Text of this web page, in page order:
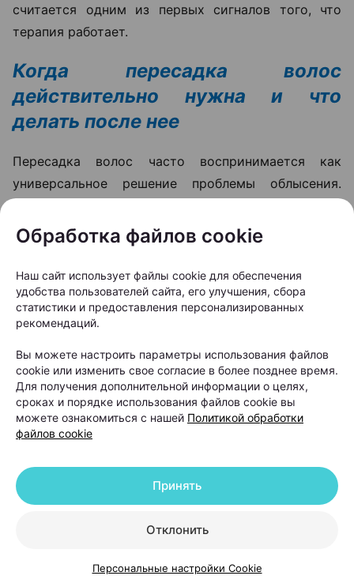
считается одним из первых сигналов того, что
терапия работает.
Когда пересадка волос
действительно нужна и что
делать после нее
Пересадка волос часто воспринимается как
универсальное решение проблемы облысения.
как один из вариантов лечения, а не как первый
шаг для любого пациента с выпадением волос.
Как правило, пересадку рекомендуют людям с
волосы значительно поредели в лобной или
Обработка файлов cookie
Наш сайт использует файлы cookie для обеспечения
удобства пользователей сайта, его улучшения, сбора
статистики и предоставления персонализированных
рекомендаций.
Вы можете настроить параметры использования файлов
cookie или изменить свое согласие в более позднее время.
Для получения дополнительной информации о целях,
сроках и порядке использования файлов cookie вы
можете ознакомиться с нашей Политикой обработки
файлов cookie
Отклонить
Принять
Персональные настройки Cookie